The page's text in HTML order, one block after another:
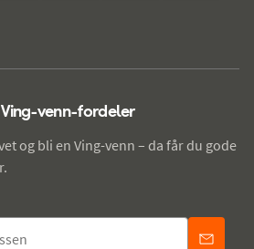
venn-fordeler
og bli en Ving-venn – da får du gode